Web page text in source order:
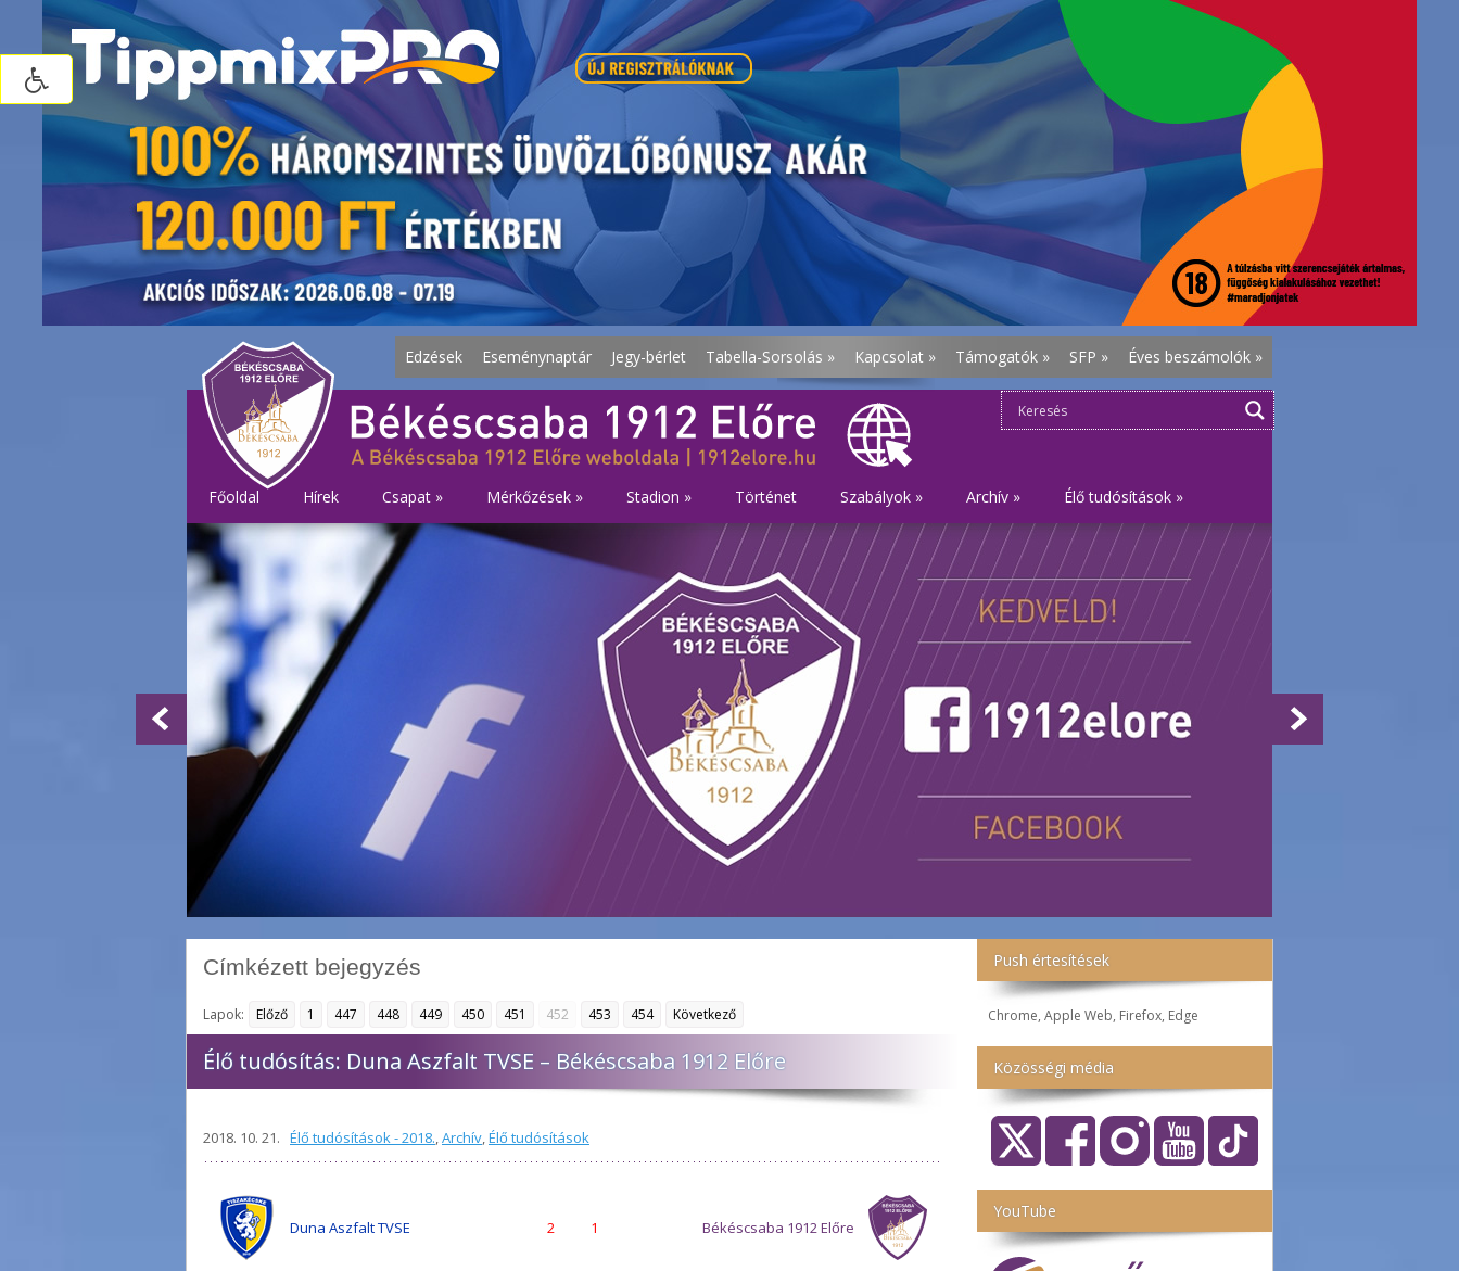
Edzések Eseménynaptár Jegy-bérlet Tabella-Sorsolás » Kapcsolat » Támogatók » SFP » Éves beszámolók »
Főoldal Hírek Csapat » Mérkőzések » Stadion » Történet Szabályok » Archív » Élő tudósítások »
Push értesítések
Chrome, Apple Web, Firefox, Edge
Közösségi média
YouTube
Címkézett bejegyzés
Lapok: Előző 1 447 448 449 450 451 452 453 454 Következő
Élő tudósítás: Duna Aszfalt TVSE – Békéscsaba 1912 Előre
2018. 10. 21. Élő tudósítások - 2018.,Archív,Élő tudósítások
Duna Aszfalt TVSE 2 Békéscsaba 1912 Előre
1